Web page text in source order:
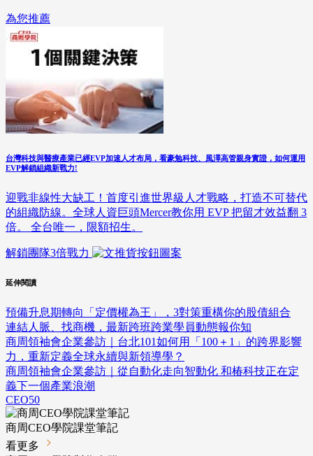
為您推薦
台灣科技與醫療產業已經EVP加速人才布局，看豪勉科技、風澤高管親身實證，如何運用
EVP解鎖組織新戰力!
迎戰非線性大缺工！首度引進世界級人才戰略，打造不可替代
的組織防線。全球人資巨頭Mercer教你用 EVP 把留才效益翻 3
倍。 全台唯一，限額招生。
解鎖團隊3倍戰力
延伸閱讀
預備升息期轉向「定價權為王」，3對策重構你的股債組合
連結人脈、找商機，最新跨班跨業學員動態報你知
商周領袖會企業參訪｜台北101如何用「100＋1」的跨界影響
力，重新定義全球永續與新領導學？
商周領袖會企業參訪｜從自動化走向智動化 和椿科技正在定
義下一個產業浪潮
CEO50
商周CEO學院課堂筆記
看更多